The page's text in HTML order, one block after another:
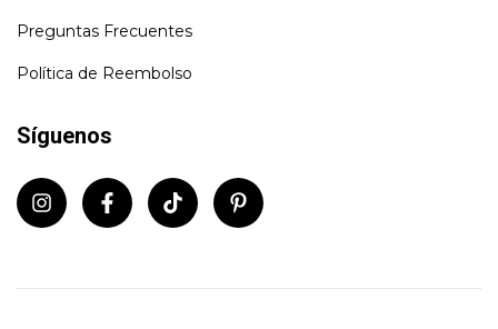
Preguntas Frecuentes
Política de Reembolso
Síguenos